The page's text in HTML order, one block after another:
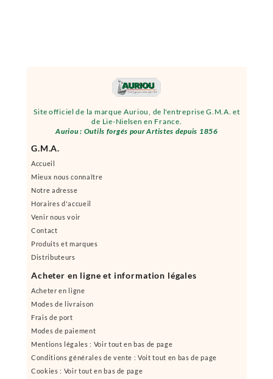
Site officiel de la marque Auriou, de l'entreprise G.M.A. et
de Lie-Nielsen en France.
Auriou : Outils forgés pour Artistes depuis 1856
G.M.A.
Accueil
Mieux nous connaître
Notre adresse
Horaires d'accueil
Venir nous voir
Contact
Produits et marques
Distributeurs
Acheter en ligne et information légales
Acheter en ligne
Modes de livraison
Frais de port
Modes de paiement
Mentions légales : Voir tout en bas de page
Conditions générales de vente : Voit tout en bas de page
Cookies : Voir tout en bas de page